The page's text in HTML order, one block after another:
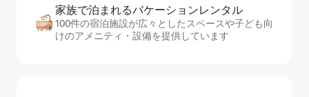
家族で泊まれるバ⁠ケ⁠ー⁠シ⁠ョ⁠ンレ⁠ン⁠タ⁠ル
100件の宿泊施設が広々としたスペースや子ども向
けのアメニティ・設備を提供しています